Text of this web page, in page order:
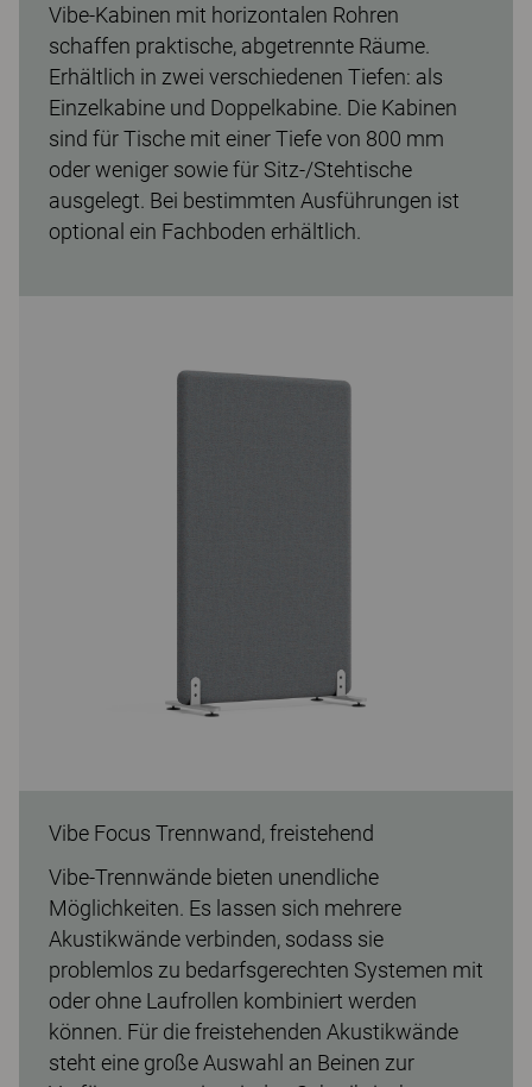
Vibe-Kabinen mit horizontalen Rohren
schaffen praktische, abgetrennte Räume.
Erhältlich in zwei verschiedenen Tiefen: als
Einzelkabine und Doppelkabine. Die Kabinen
sind für Tische mit einer Tiefe von 800 mm
oder weniger sowie für Sitz-/Stehtische
ausgelegt. Bei bestimmten Ausführungen ist
optional ein Fachboden erhältlich.
Vibe Focus Trennwand, freistehend
Vibe-Trennwände bieten unendliche
Möglichkeiten. Es lassen sich mehrere
Akustikwände verbinden, sodass sie
problemlos zu bedarfsgerechten Systemen mit
oder ohne Laufrollen kombiniert werden
können. Für die freistehenden Akustikwände
steht eine große Auswahl an Beinen zur